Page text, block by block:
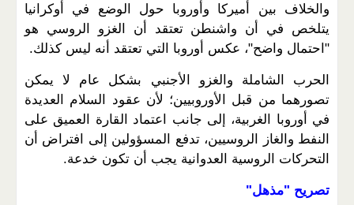
والخلاف بين أميركا وأوروبا حول الوضع في أوكرانيا
يتلخص في أن واشنطن تعتقد أن الغزو الروسي هو
"احتمال واضح"، عكس أوروبا التي تعتقد أنه ليس كذلك.
الحرب الشاملة والغزو الأجنبي بشكل عام لا يمكن
تصورهما من قبل الأوروبيين؛ لأن عقود السلام العديدة
في أوروبا الغربية، إلى جانب اعتماد القارة العميق على
النفط والغاز الروسيين، تدفع المسؤولين إلى افتراض أن
التحركات الروسية العدوانية يجب أن تكون خدعة.
تصريح "مذهل"